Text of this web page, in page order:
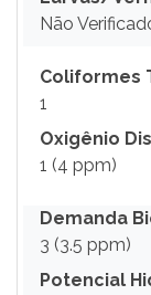
Não
Coliformes
1
Oxigênio
1 (4 ppm)
Demanda
3 (3.5 ppm)
Potencial